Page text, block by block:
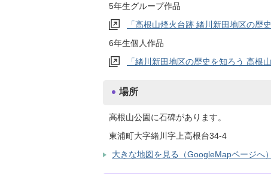
5年生グループ作品
「高根山烽火台跡 緒川新田地区の歴史
6年生個人作品
「緒川新田地区の歴史を知ろう 高根
場所
高根山公園に石碑があります。
東浦町大字緒川字上高根台34-4
大きな地図を見る（GoogleMapページへ）